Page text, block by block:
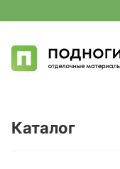
Каталог